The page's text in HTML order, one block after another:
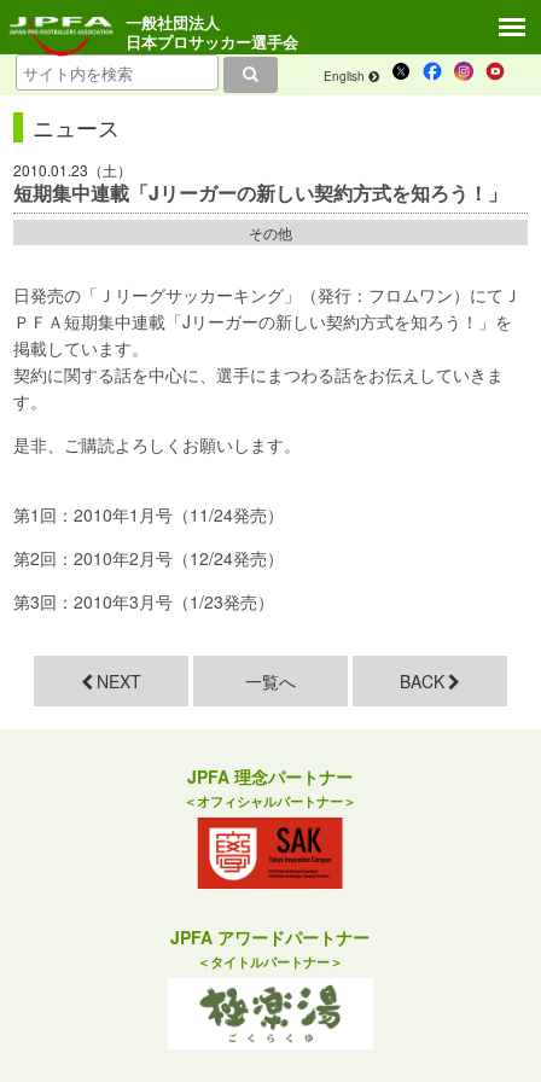
English
一般社団法人
日本プロサッカー選手会
ニュース
2010.01.23（土）
短期集中連載「Jリーガーの新しい契約方式を知ろう！」
その他
日発売の「Ｊリーグサッカーキング」（発行：フロムワン）にてＪ
ＰＦＡ短期集中連載「Jリーガーの新しい契約方式を知ろう！」を
掲載しています。
契約に関する話を中心に、選手にまつわる話をお伝えしていきま
す。
是非、ご購読よろしくお願いします。
第1回：2010年1月号（11/24発売）
第2回：2010年2月号（12/24発売）
第3回：2010年3月号（1/23発売）
NEXT 一覧へ BACK
JPFA 理念パートナー
＜オフィシャルパートナー＞
JPFA アワードパートナー
＜タイトルパートナー＞